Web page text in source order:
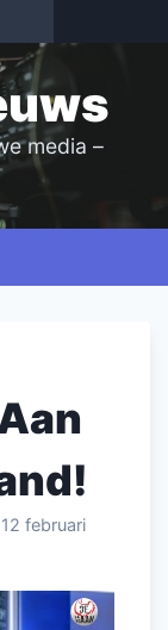
media –
12 februari